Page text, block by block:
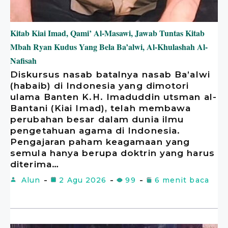
Kitab Kiai Imad, Qami’ Al-Masawi, Jawab Tuntas Kitab
Mbah Ryan Kudus Yang Bela Ba’alwi, Al-Khulashah Al-
Nafisah
Diskursus nasab batalnya nasab Ba’alwi
(habaib) di Indonesia yang dimotori
ulama Banten K.H. Imaduddin utsman al-
Bantani (Kiai Imad), telah membawa
perubahan besar dalam dunia ilmu
pengetahuan agama di Indonesia.
Pengajaran paham keagamaan yang
semula hanya berupa doktrin yang harus
diterima…
Alun 2 Agu 2026 99 6 menit baca